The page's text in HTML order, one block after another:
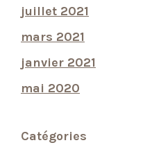
juillet 2021
mars 2021
janvier 2021
mai 2020
Catégories